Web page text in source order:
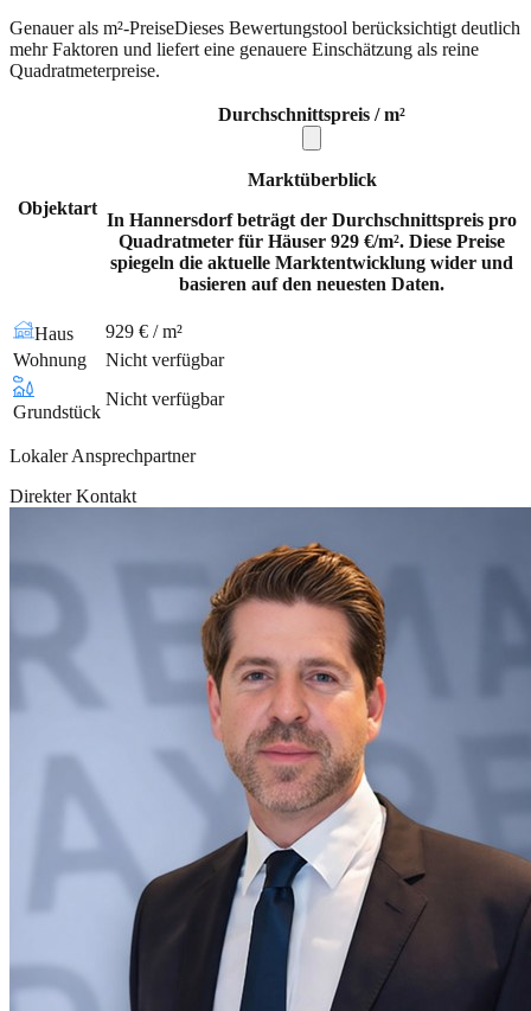
Genauer als m²-PreiseDieses Bewertungstool berücksichtigt deutlich
mehr Faktoren und liefert eine genauere Einschätzung als reine
Quadratmeterpreise.
Objektart
Durchschnittspreis / m²
Marktüberblick
In Hannersdorf beträgt der Durchschnittspreis pro
Quadratmeter für Häuser 929 €/m². Diese Preise
spiegeln die aktuelle Marktentwicklung wider und
basieren auf den neuesten Daten.
Haus
929 € / m²
Wohnung
Nicht verfügbar
Grundstück
Nicht verfügbar
Lokaler Ansprechpartner
Direkter Kontakt